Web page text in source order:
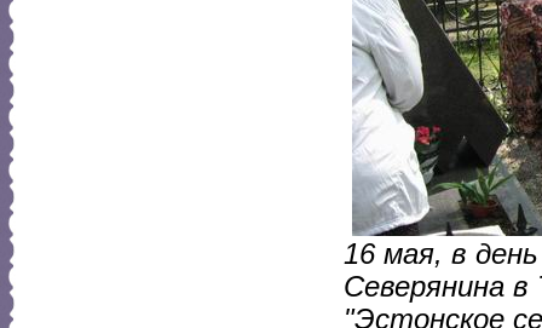
16 мая, в
Северянина
"Эстонское